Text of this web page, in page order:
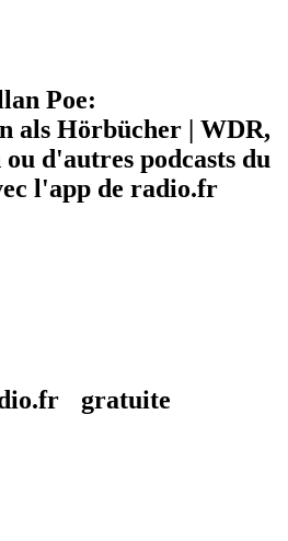
Poe:
als Hörbücher | WDR,
d'autres podcasts du
l'app de radio.fr
gratuite